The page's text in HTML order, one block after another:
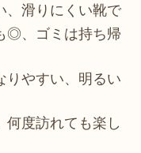
、滑りにくい靴で
◎、ゴミは持ち帰
りやすい、明るい
何度訪れても楽し